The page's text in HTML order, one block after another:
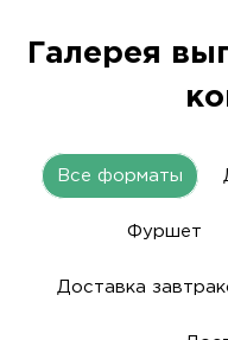
Галерея
Все форматы
Фуршет
Доставка